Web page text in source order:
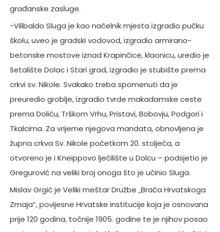
građanske zasluge.
-Vilibaldo Sluga je kao načelnik mjesta izgradio pučku
školu, uveo je gradski vodovod, izgradio armirano-
betonske mostove iznad Krapinčice, klaonicu, uredio je
šetalište Dolac i Stari grad, izgradio je stubište prema
crkvi sv. Nikole. Svakako treba spomenuti da je
preuredio groblje, izgradio tvrde makadamske ceste
prema Doliću, Trškom Vrhu, Pristavi, Bobovju, Podgori i
Tkalcima. Za vrijeme njegova mandata, obnovljena je
župna crkva Sv. Nikole početkom 20. stoljeća, a
otvoreno je i Kneippovo lječilište u Dolcu – podsjetio je
Gregurović na veliki broj onoga što je učinio Sluga.
Mislav Grgić je Veliki meštar Družbe „Braća Hrvatskoga
Zmaja“, povijesne Hrvatske institucije koja je osnovana
prije 120 godina, točnije 1905. godine te je njihov posao